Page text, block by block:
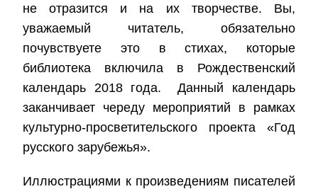
не отразится и на их творчестве. Вы,
уважаемый читатель, обязательно
почувствуете это в стихах, которые
библиотека включила в Рождественский
календарь 2018 года. Данный календарь
заканчивает череду мероприятий в рамках
культурно-просветительского проекта «Год
русского зарубежья».
Иллюстрациями к произведениям писателей